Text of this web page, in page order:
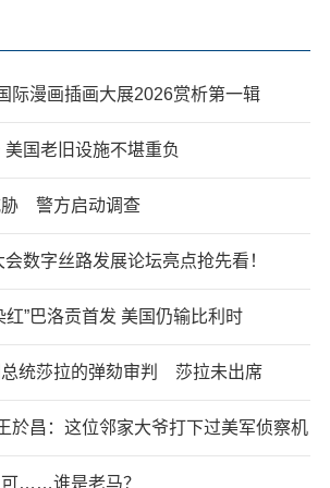
际漫画插画大展2026赏析第一辑
国老旧设施不堪重负
胁 警方启动调查
数字丝路发展论坛亮点抢先看！
红”巴洛贡首发 美国仍输比利时
统莎拉的弹劾审判 莎拉未出席
於昌：这位邻家大爷打下过美军侦察机
……谁是老马？